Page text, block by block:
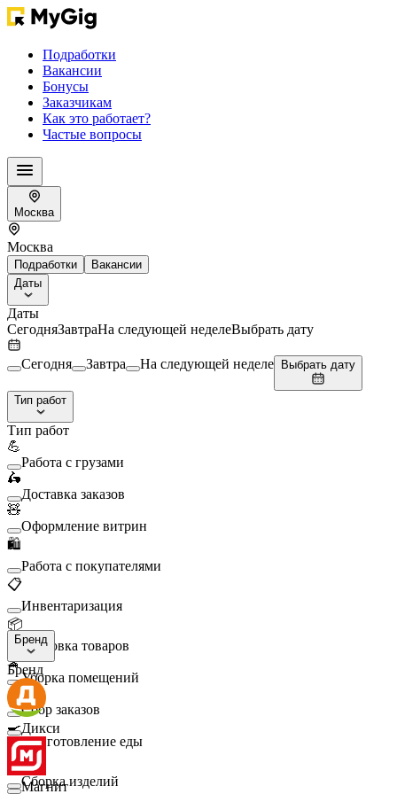
Подработки
Вакансии
Бонусы
Заказчикам
Как это работает?
Частые вопросы
Москва
Москва
Подработки
Вакансии
Даты
Даты
СегодняЗавтраНа следующей неделеВыбрать дату
Сегодня Завтра На следующей неделе Выбрать дату
Тип работ
Тип работ
💪
Работа с грузами
🛵
Доставка заказов
🧸
Оформление витрин
🛍️
Работа с покупателями
📋
Инвентаризация
📦
Упаковка товаров
🧹
Уборка помещений
🛒
Сбор заказов
🍳
Приготовление еды
🛠️
Сборка изделий
Бренд
Бренд
Дикси
Магнит